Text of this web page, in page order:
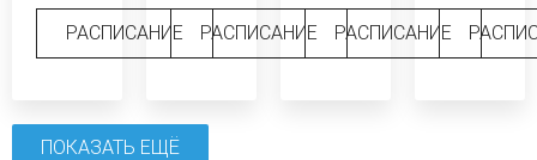
РАСПИСАНИЕ РАСПИСАНИЕ РАСПИСАНИЕ
ПОКАЗАТЬ ЕЩЁ